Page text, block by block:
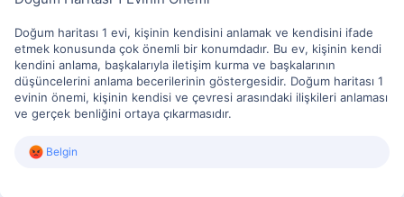
Doğum haritası 1 evi, kişinin kendisini anlamak ve kendisini ifade
etmek konusunda çok önemli bir konumdadır. Bu ev, kişinin kendi
kendini anlama, başkalarıyla iletişim kurma ve başkalarının
düşüncelerini anlama becerilerinin göstergesidir. Doğum haritası 1
evinin önemi, kişinin kendisi ve çevresi arasındaki ilişkileri anlaması
ve gerçek benliğini ortaya çıkarmasıdır.
R
Belgin